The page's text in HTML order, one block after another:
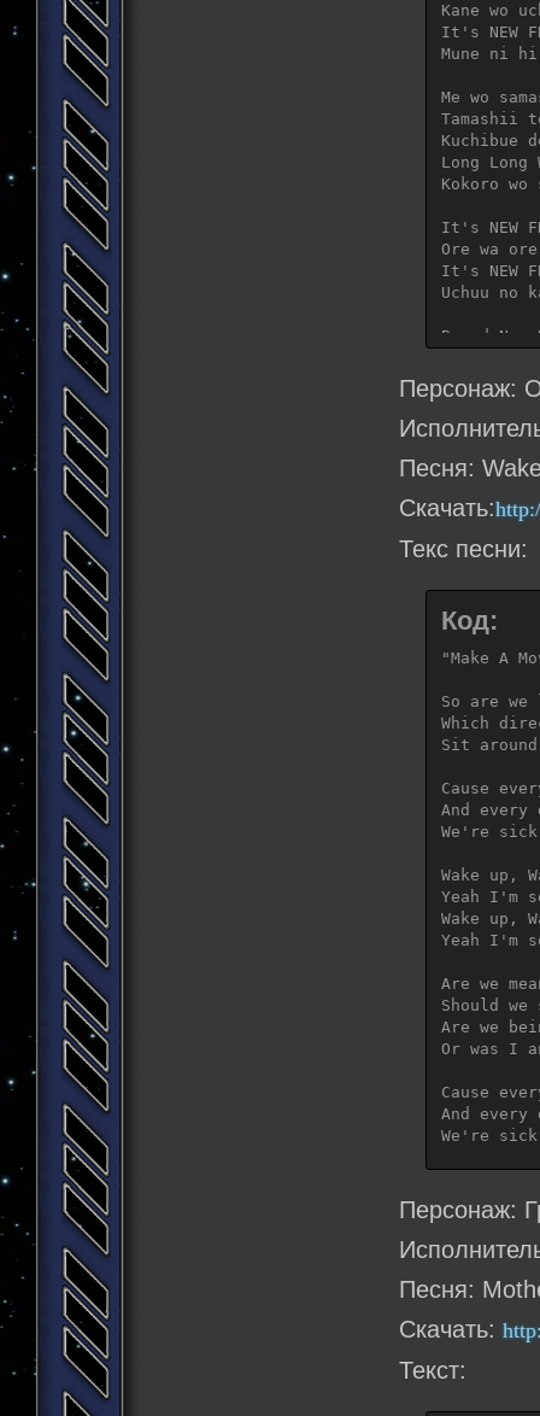
Kane wo
It's NEW
Mune ni hi
Me wo
Tamashii
Kuchibue
Long Long
Kokoro
It's NEW
Ore wa ore
It's NEW
Uchuu no
Brand
It's NEW
Kane wo
Yuuki wo
Kane wo
Yuuki wo
It's NEW
Персонаж:
Песня:
Скачать:
Текс песни:
Код:
"Make A
So are we
Which
Sit
Cause
And
We're
Wake up,
Yeah I'm
Wake up,
Yeah I'm
Are we
Should
Are we
Or was I
Cause
And
We're
Yeah
Wake up,
Yeah I'm
Wake up,
Wake up,
Wake up,
Персонаж:
Песня:
Скачать:
Текст: